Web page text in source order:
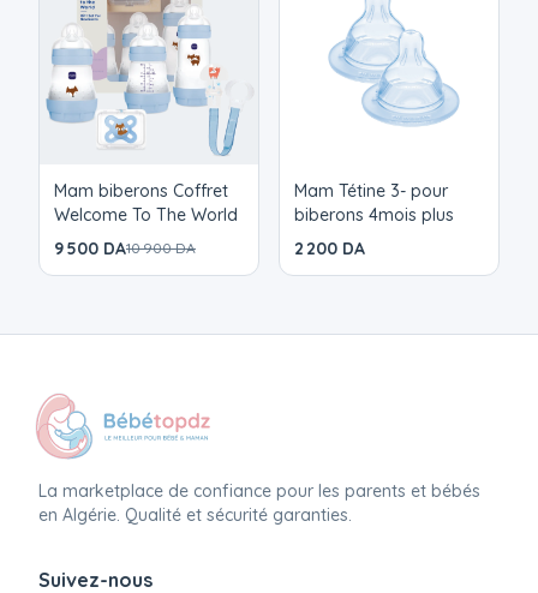
Mam biberons Coffret
Welcome To The World
9 500 DA10 900 DA
Mam Tétine 3- pour
biberons 4mois plus
2 200 DA
La marketplace de confiance pour les parents et bébés
en Algérie. Qualité et sécurité garanties.
Suivez-nous